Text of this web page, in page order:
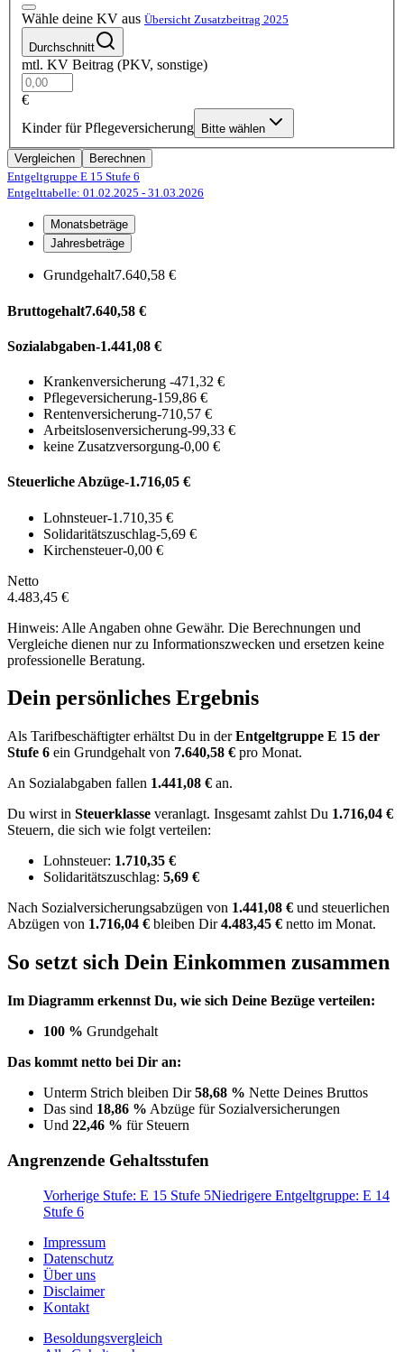
Wähle deine KV aus Übersicht Zusatzbeitrag 2025
Durchschnitt
mtl. KV Beitrag (PKV, sonstige)
€
Kinder für Pflegeversicherung
Bitte wählen
Vergleichen
Berechnen
Entgeltgruppe E 15 Stufe 6
Entgelttabelle: 01.02.2025 - 31.03.2026
Monatsbeträge
Jahresbeträge
Grundgehalt7.640,58 €
Bruttogehalt7.640,58 €
Sozialabgaben-1.441,08 €
Krankenversicherung -471,32 €
Pflegeversicherung-159,86 €
Rentenversicherung-710,57 €
Arbeitslosenversicherung-99,33 €
keine Zusatzversorgung-0,00 €
Steuerliche Abzüge-1.716,05 €
Lohnsteuer-1.710,35 €
Solidaritätszuschlag-5,69 €
Kirchensteuer-0,00 €
Netto
4.483,45 €
Hinweis: Alle Angaben ohne Gewähr. Die Berechnungen und
Vergleiche dienen nur zu Informationszwecken und ersetzen keine
professionelle Beratung.
Dein persönliches Ergebnis
Als Tarifbeschäftigter erhältst Du in derEntgeltgruppe E 15 der
Stufe 6 ein Grundgehalt von 7.640,58 € pro Monat.
An Sozialabgaben fallen 1.441,08 € an.
Du wirst in Steuerklasse veranlagt. Insgesamt zahlst Du 1.716,04 €
Steuern, die sich wie folgt verteilen:
Lohnsteuer: 1.710,35 €
Solidaritätszuschlag: 5,69 €
Nach Sozialversicherungsabzügen von 1.441,08 € und steuerlichen
Abzügen von 1.716,04 € bleiben Dir4.483,45 € netto im Monat.
So setzt sich Dein Einkommen zusammen
Im Diagramm erkennst Du, wie sich Deine Bezüge verteilen:
100 % Grundgehalt
Das kommt netto bei Dir an:
Unterm Strich bleiben Dir58,68 % Nette Deines Bruttos
Das sind 18,86 % Abzüge für Sozialversicherungen
Und 22,46 % für Steuern
Angrenzende Gehaltsstufen
Vorherige Stufe: E 15 Stufe 5Niedrigere Entgeltgruppe: E 14
Stufe 6
Impressum
Datenschutz
Über uns
Disclaimer
Kontakt
Besoldungsvergleich